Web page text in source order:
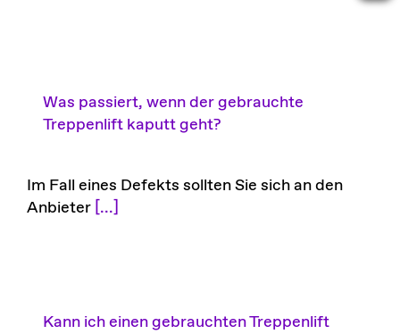
Was passiert, wenn der gebrauchte
Treppenlift kaputt geht?
Im Fall eines Defekts sollten Sie sich an den
Anbieter [...]
Kann ich einen gebrauchten Treppenlift